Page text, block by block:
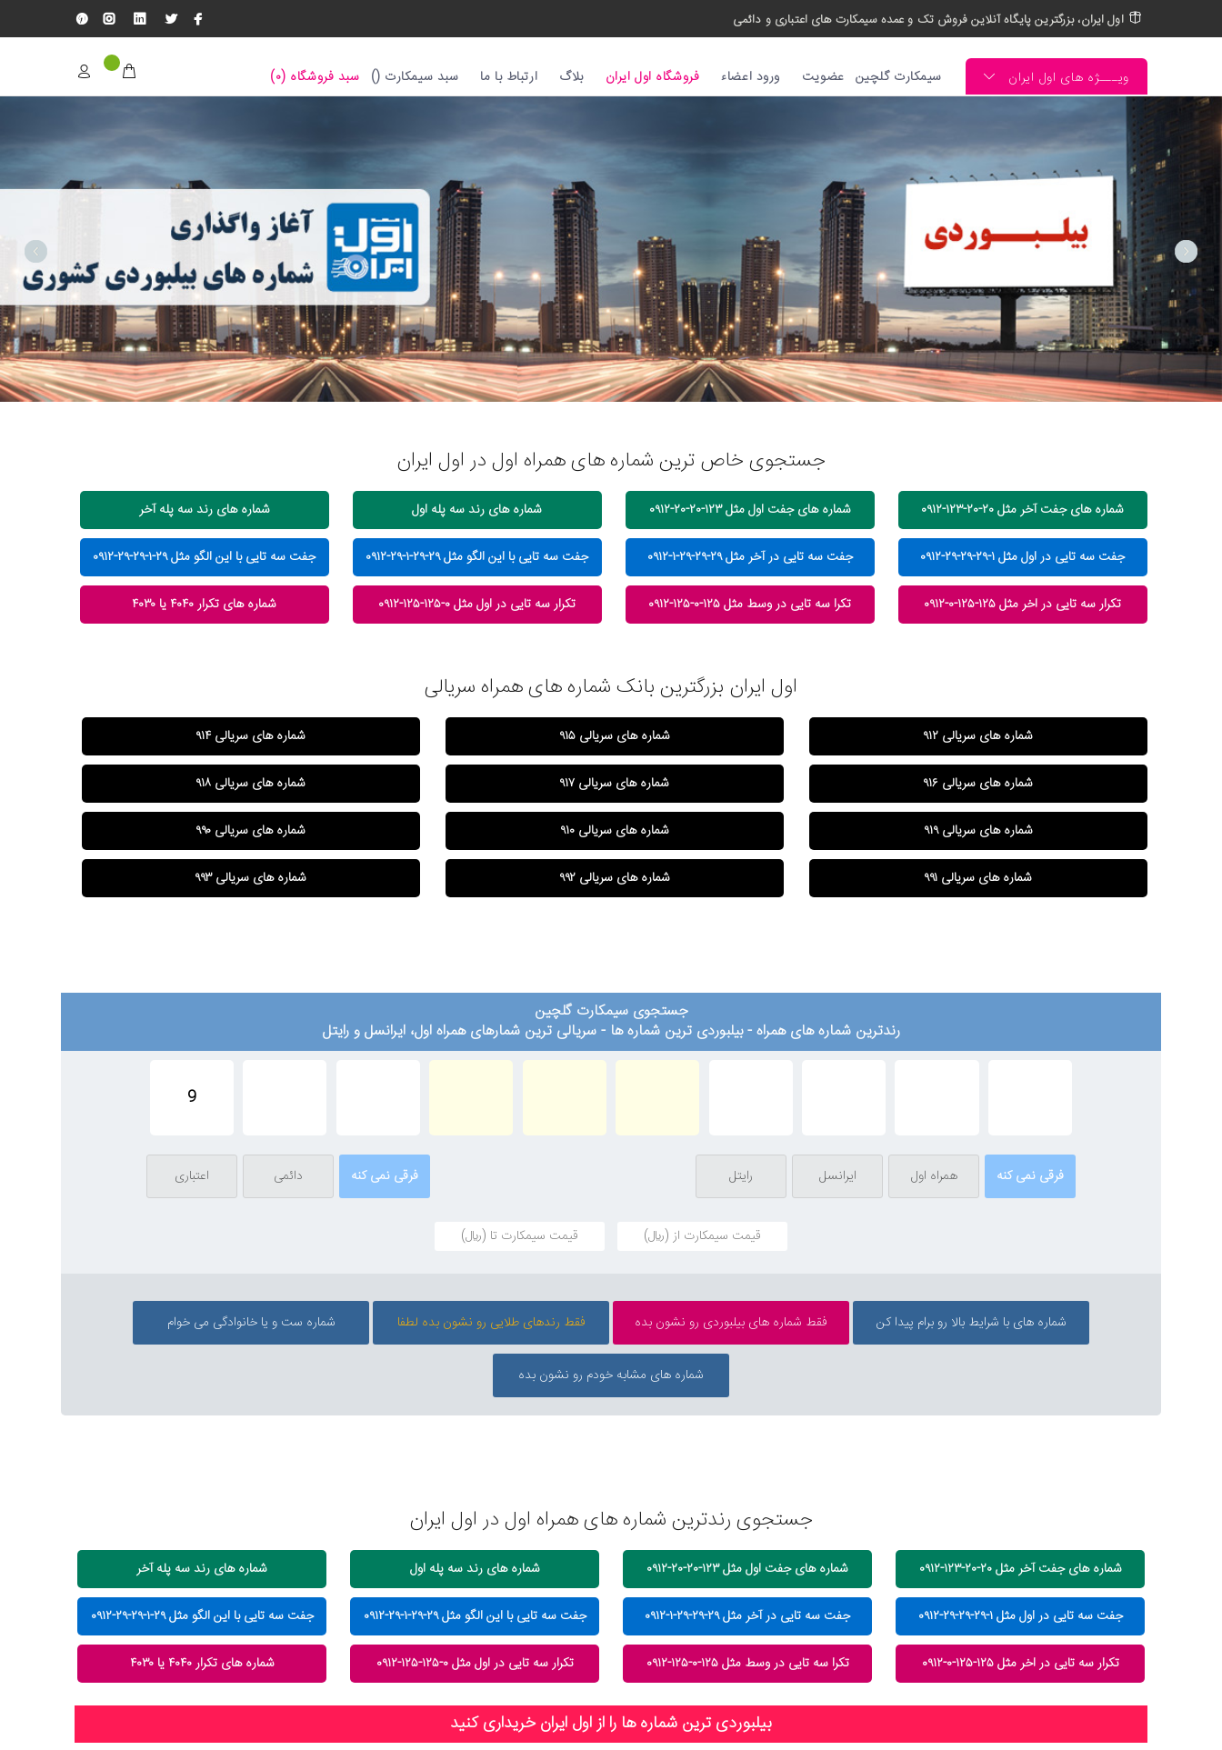
اول ایران، بزرگترین پایگاه آنلاین فروش تک و عمده سیمکارت های اعتباری و دائمی
ویـــژه های اول ایران سیمکارت گلچین عضویت ورود اعضاء فروشگاه اول ایران بلاگ ارتباط با ما سبد سیمکارت () سبد فروشگاه (۰)
جستجوی خاص ترین شماره های همراه اول در اول ایران
شماره های جفت آخر مثل ۲۰-۲۰-۱۲۳-۰۹۱۲ شماره های جفت اول مثل ۱۲۳-۲۰-۲۰-۰۹۱۲ شماره های رند سه پله اول شماره های رند سه پله آخر
جفت سه تایی در اول مثل ۱-۲۹-۲۹-۲۹-۰۹۱۲ جفت سه تایی در آخر مثل ۲۹-۲۹-۲۹-۱-۰۹۱۲ جفت سه تایی با این الگو مثل ۲۹-۲۹-۱-۲۹-۰۹۱۲ جفت سه تایی با این الگو مثل ۲۹-۱-۲۹-۲۹-۰۹۱۲
تکرار سه تایی در اخر مثل ۱۲۵-۱۲۵-۰-۰۹۱۲ تکرا سه تایی در وسط مثل ۱۲۵-۰-۱۲۵-۰۹۱۲ تکرار سه تایی در اول مثل ۰-۱۲۵-۱۲۵-۰۹۱۲ شماره های تکرار ۴۰۴۰ یا ۴۰۳۰
اول ایران بزرگترین بانک شماره های همراه سریالی
شماره های سریالی ۹۱۲ شماره های سریالی ۹۱۵ شماره های سریالی ۹۱۴
شماره های سریالی ۹۱۶ شماره های سریالی ۹۱۷ شماره های سریالی ۹۱۸
شماره های سریالی ۹۱۹ شماره های سریالی ۹۱۰ شماره های سریالی ۹۹۰
شماره های سریالی ۹۹۱ شماره های سریالی ۹۹۲ شماره های سریالی ۹۹۳
جستجوی سیمکارت گلچین
رندترین شماره های همراه - بیلبوردی ترین شماره ها - سریالی ترین شمارهای همراه اول، ایرانسل و رایتل
جستجوی رندترین شماره های همراه اول در اول ایران
شماره های جفت آخر مثل ۲۰-۲۰-۱۲۳-۰۹۱۲ شماره های جفت اول مثل ۱۲۳-۲۰-۲۰-۰۹۱۲ شماره های رند سه پله اول شماره های رند سه پله آخر
جفت سه تایی در اول مثل ۱-۲۹-۲۹-۲۹-۰۹۱۲ جفت سه تایی در آخر مثل ۲۹-۲۹-۲۹-۱-۰۹۱۲ جفت سه تایی با این الگو مثل ۲۹-۲۹-۱-۲۹-۰۹۱۲ جفت سه تایی با این الگو مثل ۲۹-۱-۲۹-۲۹-۰۹۱۲
تکرار سه تایی در اخر مثل ۱۲۵-۱۲۵-۰-۰۹۱۲ تکرا سه تایی در وسط مثل ۱۲۵-۰-۱۲۵-۰۹۱۲ تکرار سه تایی در اول مثل ۰-۱۲۵-۱۲۵-۰۹۱۲ شماره های تکرار ۴۰۴۰ یا ۴۰۳۰
بیلبوردی ترین شماره ها را از اول ایران خریداری کنید